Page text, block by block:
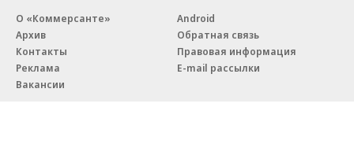
О «Коммерсанте»
Архив
Контакты
Реклама
Вакансии
Android
Обратная связь
Правовая информация
E-mail рассылки